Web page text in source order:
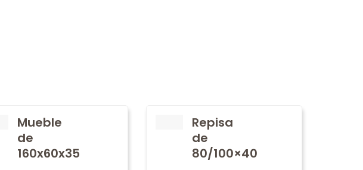
Mueble
de
160x60x35
Repisa
de
80/100×40